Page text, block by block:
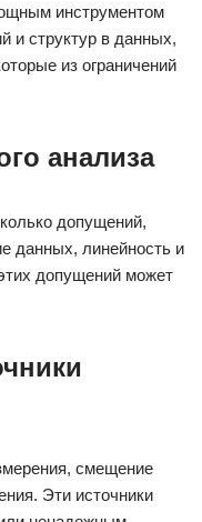
инструментом
и структур в данных,
из ограничений
анализа
допущений,
данных, линейность и
допущений может
смещение
Эти источники